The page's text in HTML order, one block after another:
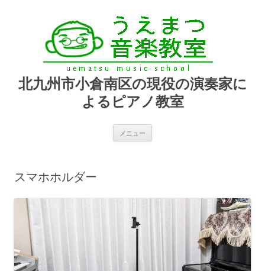
北九州市小倉南区の現役の演奏家に
よるピアノ教室
メニュー
スマホホルダー